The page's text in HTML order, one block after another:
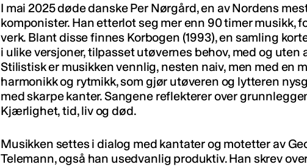
I mai 2025 døde danske Per Nørgård, en av Nordens
komponister. Han etterlot seg mer enn 90 timer musikk,
verk. Blant disse finnes Korbogen (1993), en samling
i ulike versjoner, tilpasset utøvernes behov, med og uten
Stilistisk er musikken vennlig, nesten naiv, men med en
harmonikk og rytmikk, som gjør utøveren og lytteren
med skarpe kanter. Sangene reflekterer over
Kjærlighet, tid, liv og død.
Musikken settes i dialog med kantater og motetter av
Telemann, også han usedvanlig produktiv. Han skrev